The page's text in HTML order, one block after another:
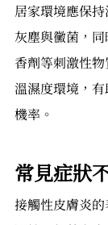
居家環境應保
灰塵與黴菌，
香劑等刺激性
溫濕度環境，
機率。
常見症狀
接觸性皮膚炎